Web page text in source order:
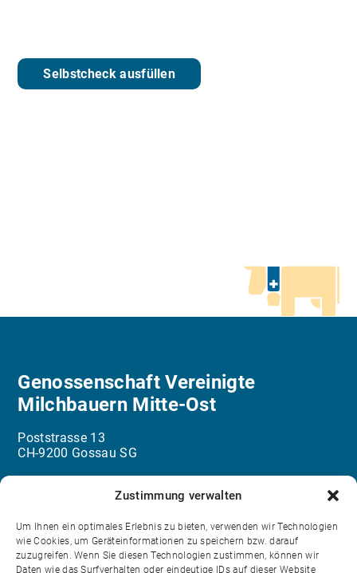
Zustimmung verwalten
Um Ihnen ein optimales Erlebnis zu bieten, verwenden wir Technologien
wie Cookies, um Geräteinformationen zu speichern bzw. darauf
zuzugreifen. Wenn Sie diesen Technologien zustimmen, können wir
Daten wie das Surfverhalten oder eindeutige IDs auf dieser Website
Selbstcheck ausfüllen
Genossenschaft Vereinigte
Milchbauern Mitte-Ost
Poststrasse 13
CH-9200 Gossau SG
Kontakt